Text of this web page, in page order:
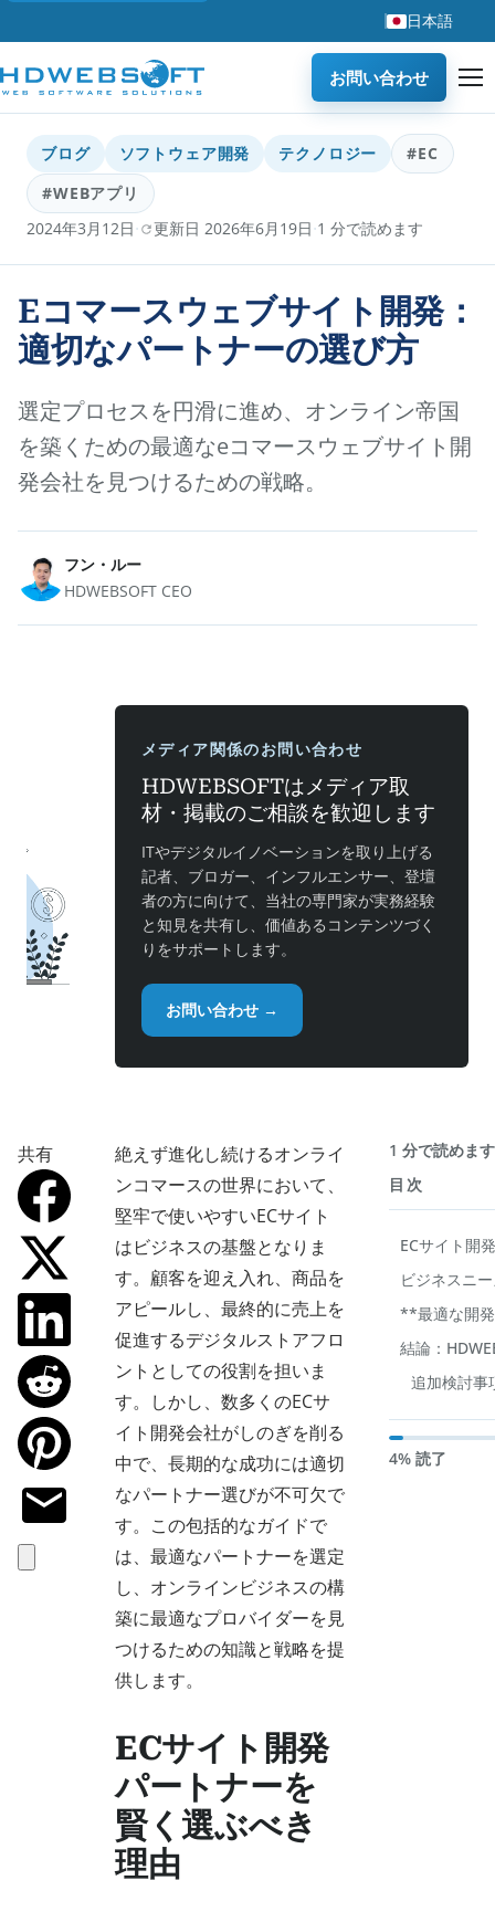
日本語
お問い合わせ
ブログ ソフトウェア開発 テクノロジー
#EC
#WEBアプリ
2024年3月12日· 更新日 2026年6月19日·1 分で読めます
Eコマースウェブサイト開発：
適切なパートナーの選び方
選定プロセスを円滑に進め、オンライン帝国
を築くための最適なeコマースウェブサイト開
発会社を見つけるための戦略。
フン・ルー
HDWEBSOFT CEO
メディア関係のお問い合わせ
HDWEBSOFTはメディア取
材・掲載のご相談を歓迎します
ITやデジタルイノベーションを取り上げる
記者、ブロガー、インフルエンサー、登壇
者の方に向けて、当社の専門家が実務経験
と知見を共有し、価値あるコンテンツづく
りをサポートします。
お問い合わせ →
共有
絶えず進化し続けるオンライ
ンコマースの世界において、
堅牢で使いやすいECサイト
はビジネスの基盤となりま
す。顧客を迎え入れ、商品を
アピールし、最終的に売上を
促進するデジタルストアフロ
ントとしての役割を担いま
す。しかし、数多くのECサ
イト開発会社がしのぎを削る
中で、長期的な成功には適切
なパートナー選びが不可欠で
す。この包括的なガイドで
は、最適なパートナーを選定
し、オンラインビジネスの構
築に最適なプロバイダーを見
つけるための知識と戦略を提
供します。
ECサイト開発
パートナーを
賢く選ぶべき
理由
1 分で読めます
目次
ECサイト開
ビジネスニ
**最適な開
結論：
追加検討事
4% 読了